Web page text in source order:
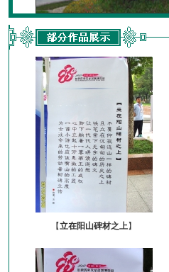
【立在阳山碑材之上】